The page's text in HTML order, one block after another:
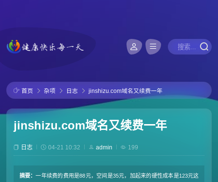
首页 杂项 日志 jinshizu.com域名又续费一年
jinshizu.com域名又续费一年
日志 04-21 10:32 admin 199
摘要：一年续费的费用是88元，空间是35元，加起来的硬性成本是123元这